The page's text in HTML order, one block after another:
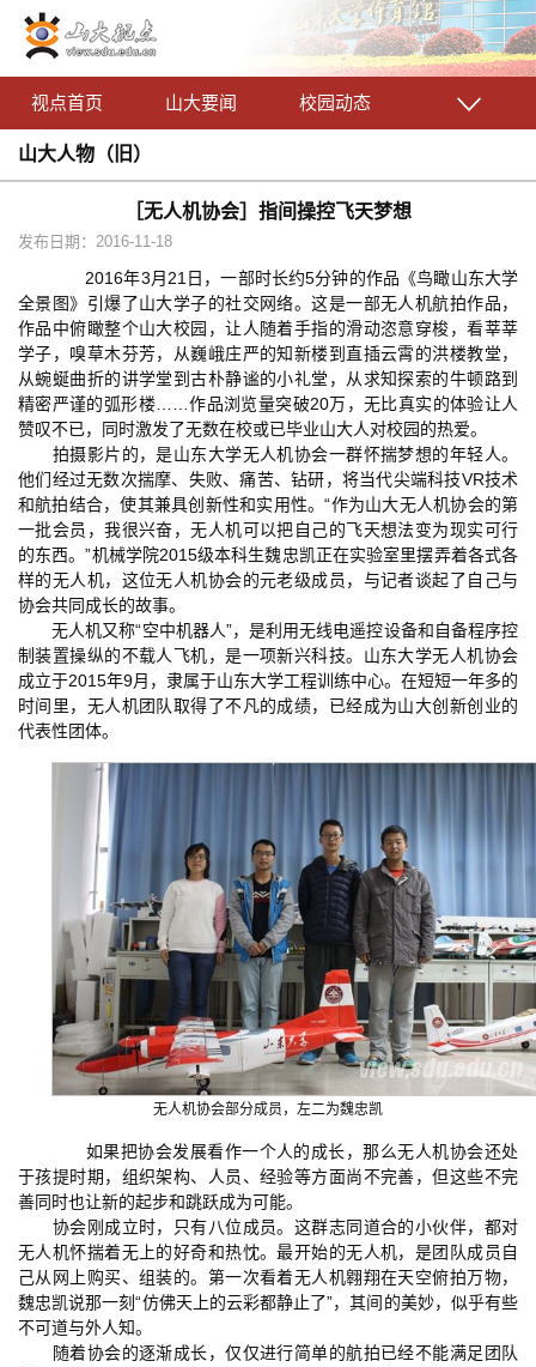
视点首页 山大要闻 校园动态
山大人物（旧）
［无人机协会］指间操控飞天梦想
发布日期：2016-11-18
2016年3月21日，一部时长约5分钟的作品《鸟瞰山东大学
全景图》引爆了山大学子的社交网络。这是一部无人机航拍作品，
作品中俯瞰整个山大校园，让人随着手指的滑动恣意穿梭，看莘莘
学子，嗅草木芬芳，从巍峨庄严的知新楼到直插云霄的洪楼教堂，
从蜿蜒曲折的讲学堂到古朴静谧的小礼堂，从求知探索的牛顿路到
精密严谨的弧形楼……作品浏览量突破20万，无比真实的体验让人
赞叹不已，同时激发了无数在校或已毕业山大人对校园的热爱。
拍摄影片的，是山东大学无人机协会一群怀揣梦想的年轻人。
他们经过无数次揣摩、失败、痛苦、钻研，将当代尖端科技VR技术
和航拍结合，使其兼具创新性和实用性。“作为山大无人机协会的第
一批会员，我很兴奋，无人机可以把自己的飞天想法变为现实可行
的东西。”机械学院2015级本科生魏忠凯正在实验室里摆弄着各式各
样的无人机，这位无人机协会的元老级成员，与记者谈起了自己与
协会共同成长的故事。
无人机又称“空中机器人”，是利用无线电遥控设备和自备程序控
制装置操纵的不载人飞机，是一项新兴科技。山东大学无人机协会
成立于2015年9月，隶属于山东大学工程训练中心。在短短一年多的
时间里，无人机团队取得了不凡的成绩，已经成为山大创新创业的
代表性团体。
无人机协会部分成员，左二为魏忠凯
如果把协会发展看作一个人的成长，那么无人机协会还处
于孩提时期，组织架构、人员、经验等方面尚不完善，但这些不完
善同时也让新的起步和跳跃成为可能。
协会刚成立时，只有八位成员。这群志同道合的小伙伴，都对
无人机怀揣着无上的好奇和热忱。最开始的无人机，是团队成员自
己从网上购买、组装的。第一次看着无人机翱翔在天空俯拍万物，
魏忠凯说那一刻“仿佛天上的云彩都静止了”，其间的美妙，似乎有些
不可道与外人知。
随着协会的逐渐成长，仅仅进行简单的航拍已经不能满足团队